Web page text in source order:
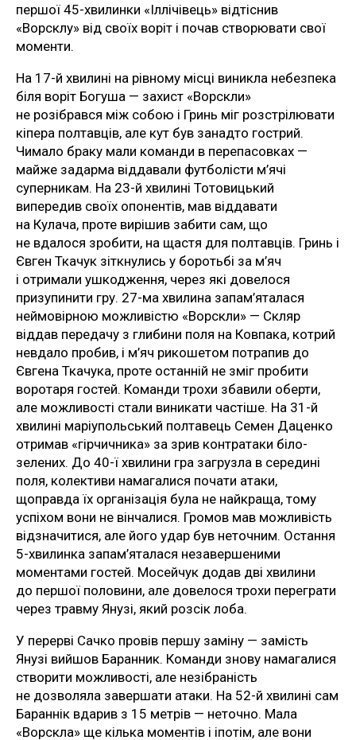
першої 45-хвилинки «Іллічівець» відтіснив
«Ворсклу» від своїх воріт і почав створювати свої
моменти.
На 17-й хвилині на рівному місці виникла небезпека
біля воріт Богуша — захист «Ворскли»
не розібрався між собою і Гринь міг розстрілювати
кіпера полтавців, але кут був занадто гострий.
Чимало браку мали команди в перепасовках —
майже задарма віддавали футболісти м’ячі
суперникам. На 23-й хвилині Тотовицький
випередив своїх опонентів, мав віддавати
на Кулача, проте вирішив забити сам, що
не вдалося зробити, на щастя для полтавців. Гринь і
Євген Ткачук зіткнулись у боротьбі за м’яч
і отримали ушкодження, через які довелося
призупинити гру. 27-ма хвилина запам’яталася
неймовірною можливістю «Ворскли» — Скляр
віддав передачу з глибини поля на Ковпака, котрий
невдало пробив, і м’яч рикошетом потрапив до
Євгена Ткачука, проте останній не зміг пробити
воротаря гостей. Команди трохи збавили оберти,
але можливості стали виникати частіше. На 31-й
хвилині маріупольський полтавець Семен Даценко
отримав «гірчичника» за зрив контратаки біло-
зелених. До 40-ї хвилини гра загрузла в середині
поля, колективи намагалися почати атаки,
щоправда їх організація була не найкраща, тому
успіхом вони не вінчалися. Громов мав можливість
відзначитися, але його удар був неточним. Остання
5-хвилинка запам’яталася незавершеними
моментами гостей. Мосейчук додав дві хвилини
до першої половини, але довелося трохи переграти
через травму Янузі, який розсік лоба.
У перерві Сачко провів першу заміну — замість
Янузі вийшов Баранник. Команди знову намагалися
створити можливості, але незібраність
не дозволяла завершати атаки. На 52-й хвилині сам
Бараннік вдарив з 15 метрів — неточно. Мала
«Ворскла» ще кілька моментів і іпотім, але вони